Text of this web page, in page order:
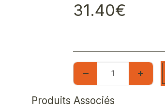
31.40€
Produits Associés